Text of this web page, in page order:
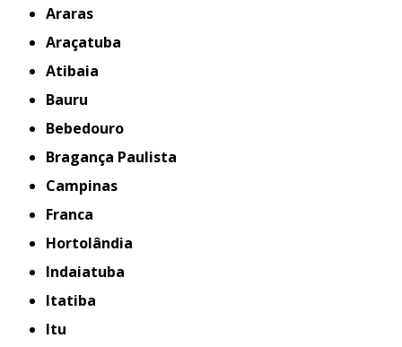
Araras
Araçatuba
Atibaia
Bauru
Bebedouro
Bragança Paulista
Campinas
Franca
Hortolândia
Indaiatuba
Itatiba
Itu